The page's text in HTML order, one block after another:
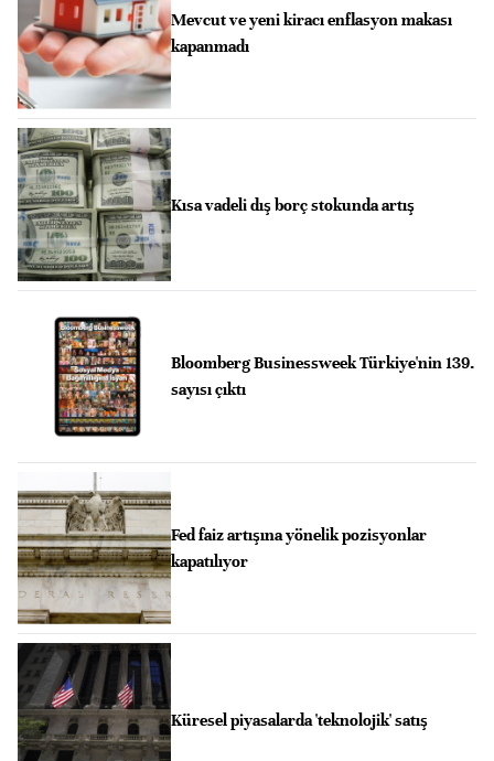
Mevcut ve yeni kiracı enflasyon makası
kapanmadı
Kısa vadeli dış borç stokunda artış
Bloomberg Businessweek Türkiye'nin 139.
sayısı çıktı
Fed faiz artışına yönelik pozisyonlar
kapatılıyor
Küresel piyasalarda 'teknolojik' satış